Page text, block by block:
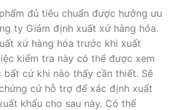
đủ tiêu chuẩn được hưởng ưu
ty Giám định xuất xứ hàng hóa.
xứ hàng hóa trước khi xuất
kiểm tra này có thể được xem
cứ khi nào thấy cần thiết. Sẽ
cứ hỗ trợ để xác định xuất
khẩu cho sau này. Có thể